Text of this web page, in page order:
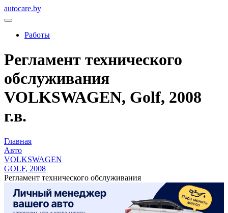
autocare.by
Работы
Регламент технического
обслуживания
VOLKSWAGEN, Golf, 2008
г.в.
Главная
Авто
VOLKSWAGEN
GOLF, 2008
Регламент технического обслуживания